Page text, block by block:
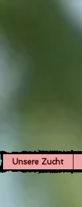
Unsere Zucht